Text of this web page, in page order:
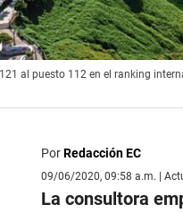
al puesto 112 en el ranking
PorRedacción EC
09/06/2020, 09:58 a.m. |
La consultora